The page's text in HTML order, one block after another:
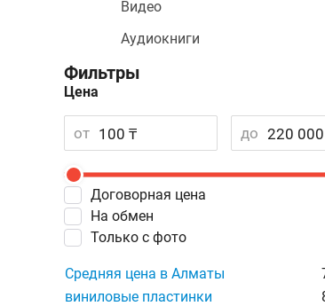
Видео
Аудиокниги
Фильтры
Цена
от до
Договорная цена
На обмен
Только с фото
Средняя цена в Алматы
виниловые пластинки